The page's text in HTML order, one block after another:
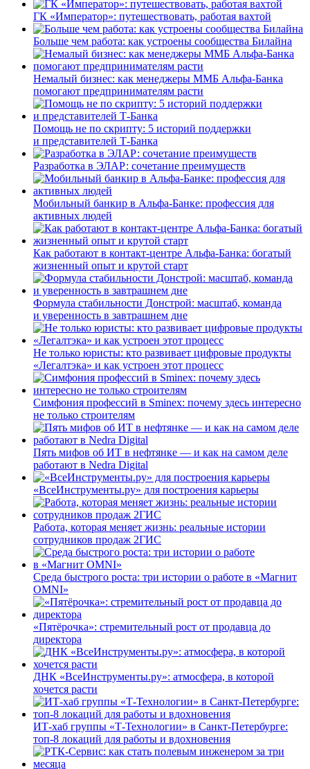
ГК «Император»: путешествовать, работая вахтой
Больше чем работа: как устроены сообщества Билайна
Немалый бизнес: как менеджеры ММБ Альфа-Банка
помогают предпринимателям расти
Помощь не по скрипту: 5 историй поддержки
и представителей Т-Банка
Разработка в ЭЛАР: сочетание преимуществ
Мобильный банкир в Альфа-Банке: профессия для
активных людей
Как работают в контакт-центре Альфа-Банка: богатый
жизненный опыт и крутой старт
Формула стабильности Донстрой: масштаб, команда
и уверенность в завтрашнем дне
Не только юристы: кто развивает цифровые продукты
«Легалтэка» и как устроен этот процесс
Симфония профессий в Sminex: почему здесь интересно
не только строителям
Пять мифов об ИТ в нефтянке — и как на самом деле
работают в Nedra Digital
«ВсеИнструменты.ру» для построения карьеры
Работа, которая меняет жизнь: реальные истории
сотрудников продаж 2ГИС
Среда быстрого роста: три истории о работе в «Магнит
OMNI»
«Пятёрочка»: стремительный рост от продавца до
директора
ДНК «ВсеИнструменты.ру»: атмосфера, в которой
хочется расти
ИТ-хаб группы «Т-Технологии» в Санкт-Петербурге:
топ-8 локаций для работы и вдохновения